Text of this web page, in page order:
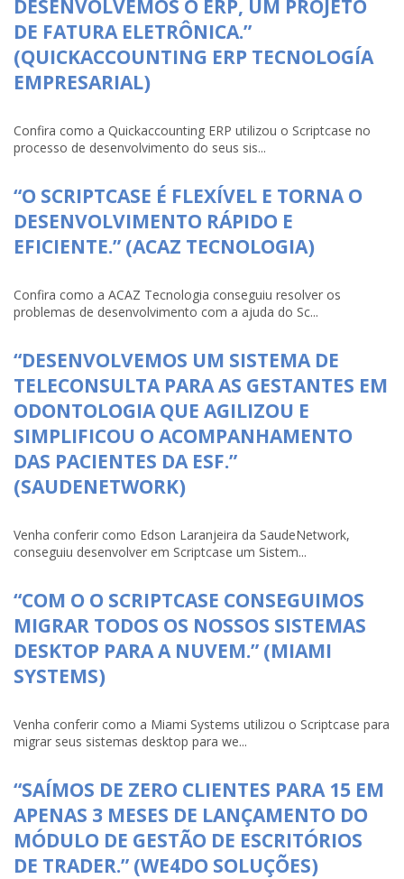
DESENVOLVEMOS O ERP, UM PROJETO
DE FATURA ELETRÔNICA.”
(QUICKACCOUNTING ERP TECNOLOGÍA
EMPRESARIAL)
Confira como a Quickaccounting ERP utilizou o Scriptcase no
processo de desenvolvimento do seus sis...
“O SCRIPTCASE É FLEXÍVEL E TORNA O
DESENVOLVIMENTO RÁPIDO E
EFICIENTE.” (ACAZ TECNOLOGIA)
Confira como a ACAZ Tecnologia conseguiu resolver os
problemas de desenvolvimento com a ajuda do Sc...
“DESENVOLVEMOS UM SISTEMA DE
TELECONSULTA PARA AS GESTANTES EM
ODONTOLOGIA QUE AGILIZOU E
SIMPLIFICOU O ACOMPANHAMENTO
DAS PACIENTES DA ESF.”
(SAUDENETWORK)
Venha conferir como Edson Laranjeira da SaudeNetwork,
conseguiu desenvolver em Scriptcase um Sistem...
“COM O O SCRIPTCASE CONSEGUIMOS
MIGRAR TODOS OS NOSSOS SISTEMAS
DESKTOP PARA A NUVEM.” (MIAMI
SYSTEMS)
Venha conferir como a Miami Systems utilizou o Scriptcase para
migrar seus sistemas desktop para we...
“SAÍMOS DE ZERO CLIENTES PARA 15 EM
APENAS 3 MESES DE LANÇAMENTO DO
MÓDULO DE GESTÃO DE ESCRITÓRIOS
DE TRADER.” (WE4DO SOLUÇÕES)